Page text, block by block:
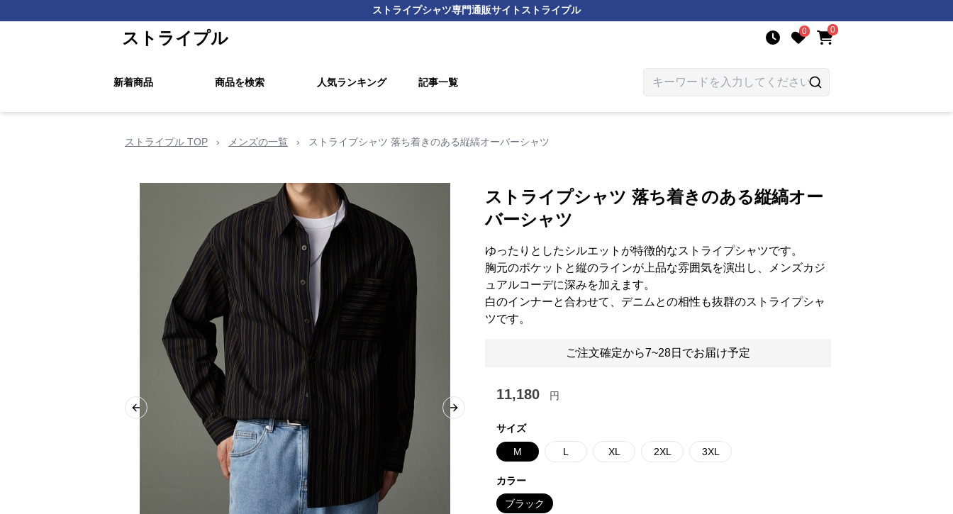
ストライプシャツ専門通販サイト ストライプル
ストライプル 0 0
新着商品 商品を検索 人気ランキング 記事一覧
ストライプル TOP › メンズの一覧 › ストライプシャツ 落ち着きのある縦縞オーバーシャツ
Previous slide Next slide
ストライプシャツ 落ち着きのある縦縞オー
バーシャツ
ゆったりとしたシルエットが特徴的なストライプシャツです。
胸元のポケットと縦のラインが上品な雰囲気を演出し、メンズカジ
ュアルコーデに深みを加えます。
白のインナーと合わせて、デニムとの相性も抜群のストライプシャ
ツです。
ご注文確定から7~28日でお届け予定
11,180 円
サイズ
M L XL 2XL 3XL
カラー
ブラック